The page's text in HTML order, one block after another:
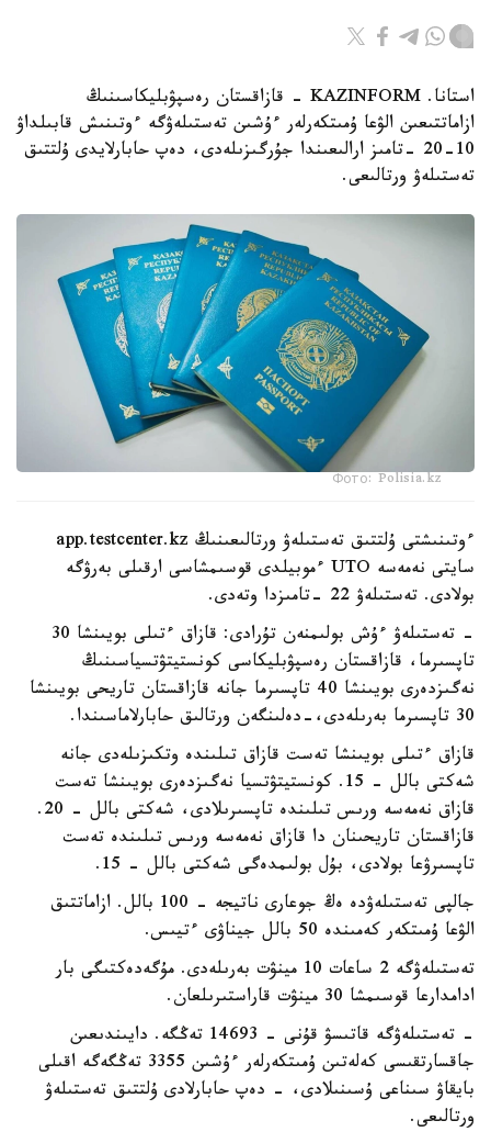
استانا. KAZINFORM - قازاقستان رەسپۋبليكاسىنىڭ
ازاماتتىعىن الۋعا ۇمىتكەرلەر ءۇشىن تەستىلەۋگە ءوتىنىش قابىلداۋ
10-20 -تامىز ارالىعىندا جۇرگىزىلەدى، دەپ حابارلايدى ۇلتتىق
تەستىلەۋ ورتالىعى.
Фото: Polisia.kz
ءوتىنىشتى ۇلتتىق تەستىلەۋ ورتالىعىنىڭ app.testcenter.kz
سايتى نەمەسە UTO ءموبيلدى قوسىمشاسى ارقىلى بەرۋگە
بولادى. تەستىلەۋ 22 -تامىزدا وتەدى.
- تەستىلەۋ ءۇش بولىمنەن تۇرادى: قازاق ءتىلى بويىنشا 30
تاپسىرما، قازاقستان رەسپۋبليكاسى كونستيتۋتسياسىنىڭ
نەگىزدەرى بويىنشا 40 تاپسىرما جانە قازاقستان تاريحى بويىنشا
30 تاپسىرما بەرىلەدى،-دەلىنگەن ورتالىق حابارلاماسىندا.
قازاق ءتىلى بويىنشا تەست قازاق تىلىندە وتكىزىلەدى جانە
شەكتى بالل - 15. كونستيتۋتسيا نەگىزدەرى بويىنشا تەست
قازاق نەمەسە ورىس تىلىندە تاپسىرىلادى، شەكتى بالل - 20.
قازاقستان تاريحىنان دا قازاق نەمەسە ورىس تىلىندە تەست
تاپسىرۋعا بولادى، بۇل بولىمدەگى شەكتى بالل - 15.
جالپى تەستىلەۋدە ەڭ جوعارى ناتيجە - 100 بالل. ازاماتتىق
الۋعا ۇمىتكەر كەمىندە 50 بالل جيناۋى ءتيىس.
تەستىلەۋگە 2 ساعات 10 مينۋت بەرىلەدى. مۇگەدەكتىگى بار
ادامدارعا قوسىمشا 30 مينۋت قاراستىرىلعان.
- تەستىلەۋگە قاتىسۋ قۇنى - 14693 تەڭگە. دايىندىعىن
جاقسارتقىسى كەلەتىن ۇمىتكەرلەر ءۇشىن 3355 تەڭگەگە اقىلى
بايقاۋ سىناعى ۇسىنىلادى، - دەپ حابارلادى ۇلتتىق تەستىلەۋ
ورتالىعى.